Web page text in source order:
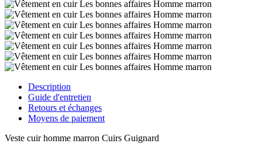
Description
Guide d'entretien
Retours et échanges
Moyens de paiement
Veste cuir homme marron Cuirs Guignard